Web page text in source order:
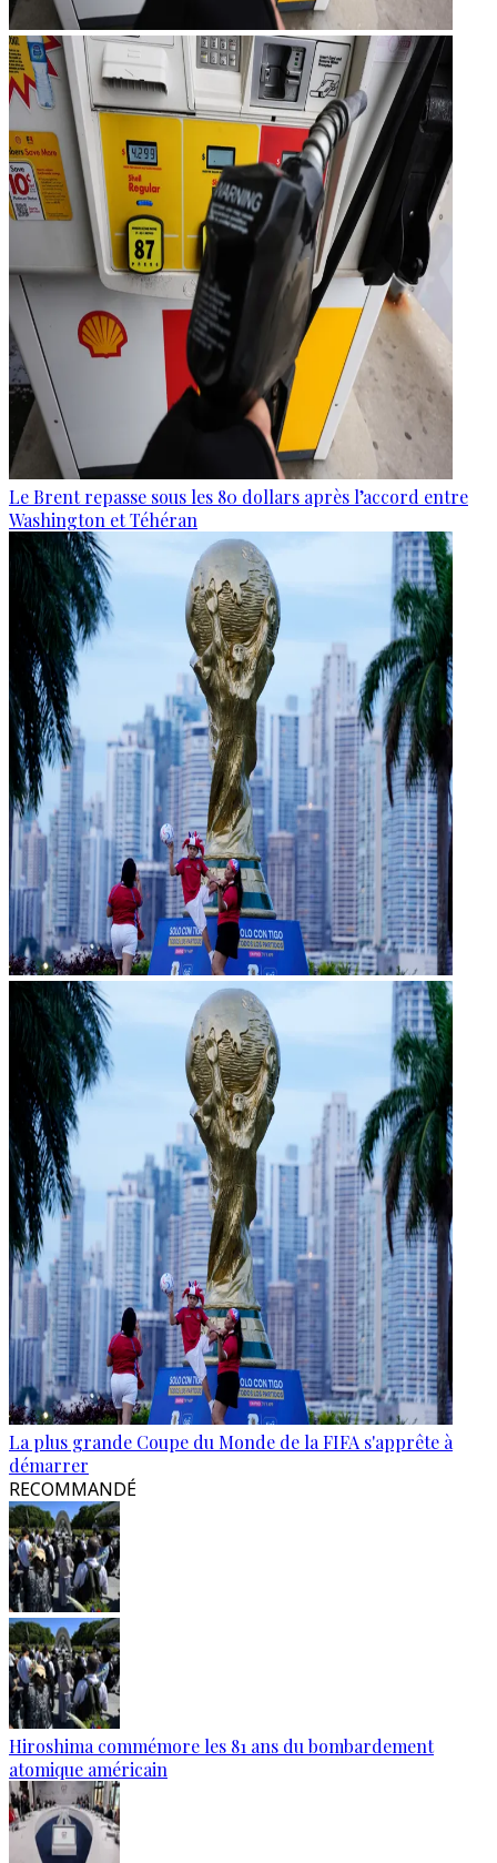
Le Brent repasse sous les 80 dollars après l’accord entre
Washington et Téhéran
La plus grande Coupe du Monde de la FIFA s'apprête à
démarrer
RECOMMANDÉ
Hiroshima commémore les 81 ans du bombardement
atomique américain